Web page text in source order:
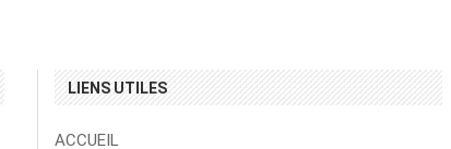
LIENS UTILES
ACCUEIL